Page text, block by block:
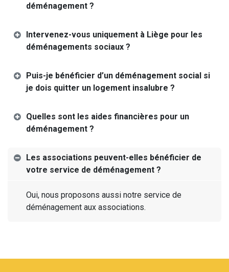
déménagement ?
Intervenez-vous uniquement à Liège pour les
déménagements sociaux ?
Puis-je bénéficier d’un déménagement social si
je dois quitter un logement insalubre ?
Quelles sont les aides financières pour un
déménagement ?
Les associations peuvent-elles bénéficier de
votre service de déménagement ?
Oui, nous proposons aussi notre service de
déménagement aux associations.